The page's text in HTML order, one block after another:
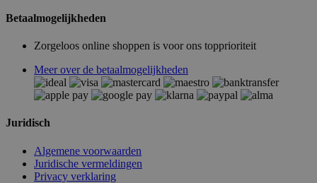
Betaalmogelijkheden
Zorgeloos online shoppen is voor ons topprioriteit
Meer over de betaalmogelijkheden
Juridisch
Algemene voorwaarden
Juridische vermeldingen
Privacy verklaring